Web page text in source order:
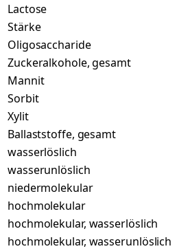
Lactose
Stärke
Oligosaccharide
Zuckeralkohole, gesamt
Mannit
Sorbit
Xylit
Ballaststoffe, gesamt
wasserlöslich
wasserunlöslich
niedermolekular
hochmolekular
hochmolekular, wasserlöslich
hochmolekular, wasserunlöslich